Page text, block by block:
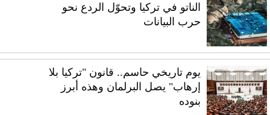
الناتو في تركيا وتحوّل الردع نحو
حرب البيانات
يوم تاريخي حاسم.. قانون "تركيا بلا
إرهاب" يصل البرلمان وهذه أبرز
بنوده